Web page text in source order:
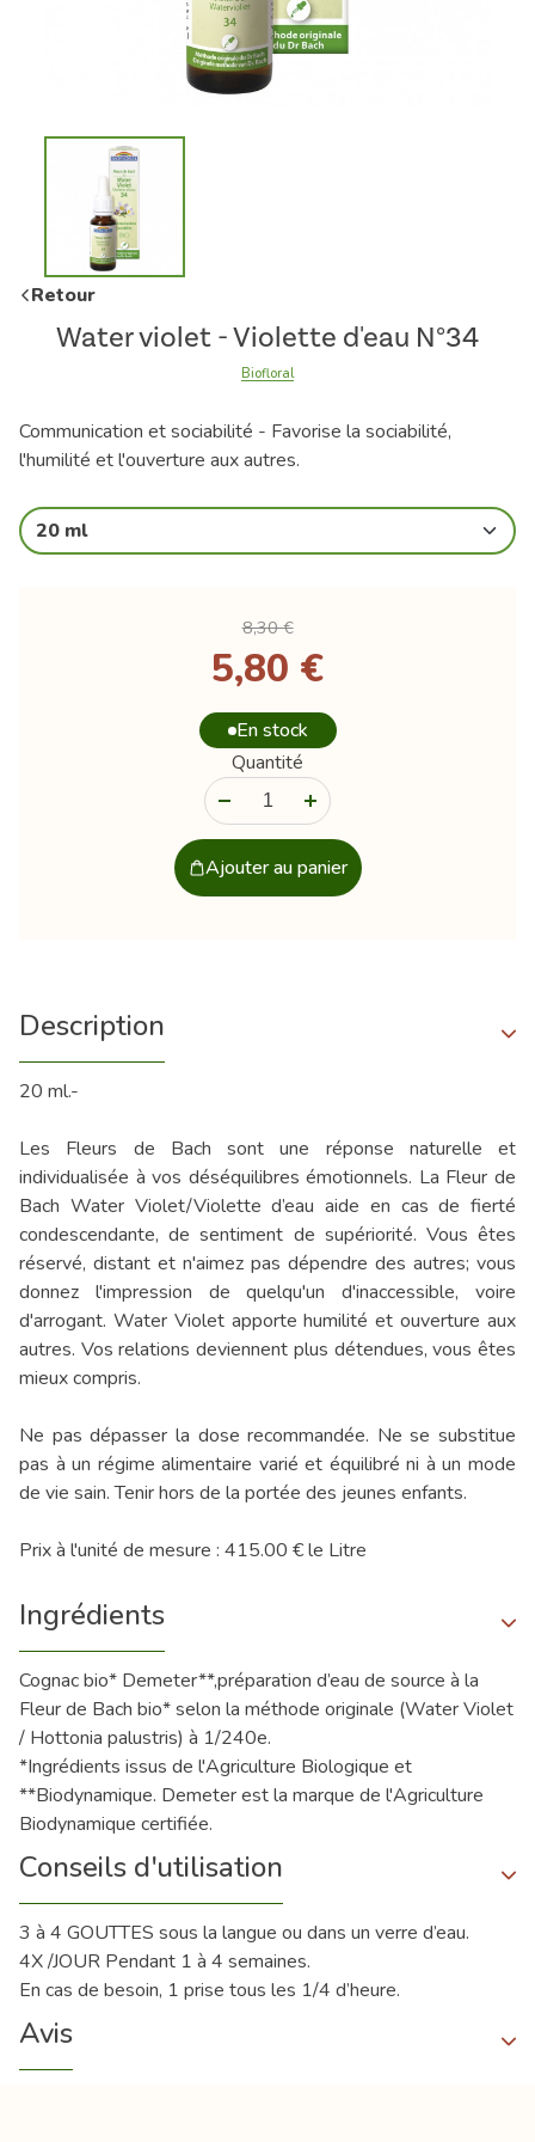
Retour
Water violet - Violette d'eau N°34
Biofloral
Communication et sociabilité - Favorise la sociabilité,
l'humilité et l'ouverture aux autres.
20 ml
8,30 €
5,80 €
En stock
Quantité
Ajouter au panier
Description
20 ml.-
Les Fleurs de Bach sont une réponse naturelle et
individualisée à vos déséquilibres émotionnels. La Fleur de
Bach Water Violet/Violette d’eau aide en cas de fierté
condescendante, de sentiment de supériorité. Vous êtes
réservé, distant et n'aimez pas dépendre des autres; vous
donnez l'impression de quelqu'un d'inaccessible, voire
d'arrogant. Water Violet apporte humilité et ouverture aux
autres. Vos relations deviennent plus détendues, vous êtes
mieux compris.
Ne pas dépasser la dose recommandée. Ne se substitue
pas à un régime alimentaire varié et équilibré ni à un mode
de vie sain. Tenir hors de la portée des jeunes enfants.
Prix à l'unité de mesure : 415.00 € le Litre
Ingrédients
Cognac bio* Demeter**,préparation d’eau de source à la
Fleur de Bach bio* selon la méthode originale (Water Violet
/ Hottonia palustris) à 1/240e.
*Ingrédients issus de l'Agriculture Biologique et
**Biodynamique. Demeter est la marque de l'Agriculture
Biodynamique certifiée.
Conseils d'utilisation
3 à 4 GOUTTES sous la langue ou dans un verre d’eau.
4X /JOUR Pendant 1 à 4 semaines.
En cas de besoin, 1 prise tous les 1/4 d’heure.
Avis